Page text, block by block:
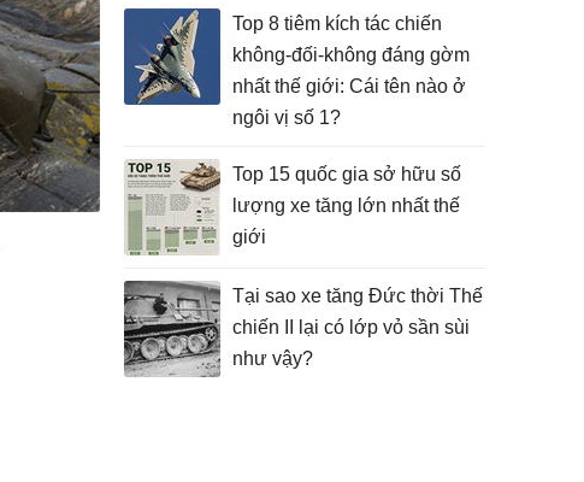
Top 8 tiêm kích tác chiến
không-đối-không đáng gờm
nhất thế giới: Cái tên nào ở
ngôi vị số 1?
Top 15 quốc gia sở hữu số
lượng xe tăng lớn nhất thế
giới
Tại sao xe tăng Đức thời Thế
chiến II lại có lớp vỏ sần sùi
như vậy?